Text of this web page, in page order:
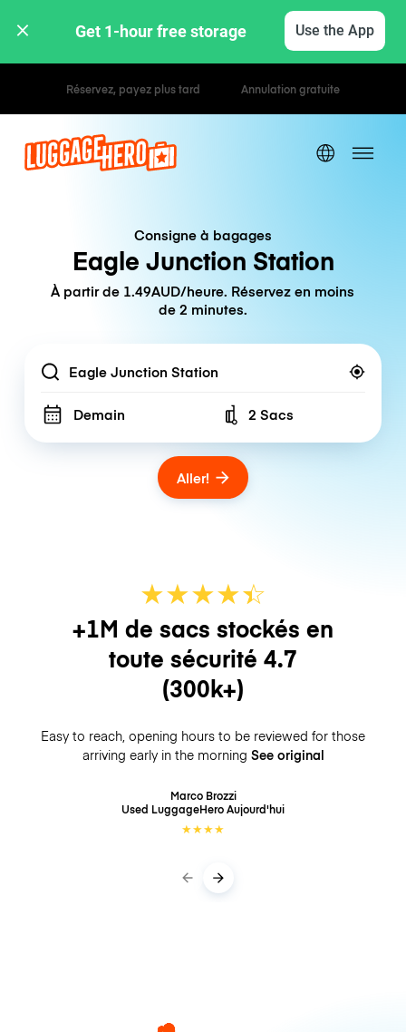
Get 1-hour free storage Use the App
Tarifs horaires / journaliers
Consigne à bagages
Eagle Junction Station
À partir de 1.49AUD/heure. Réservez en moins
de 2 minutes.
Location
Demain Number of bags
2 Sacs
Aller!
★★★★☆
★
+1M de sacs stockés en
toute sécurité 4.7
(300k+)
Easy to reach, opening hours to be reviewed for those
arriving early in the morning See original
Marco Brozzi
Used LuggageHeroAujourd'hui
★★★★